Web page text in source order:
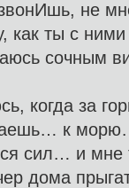
не
как ты с ними
сочным
когда за
к
сил… и мне
дома